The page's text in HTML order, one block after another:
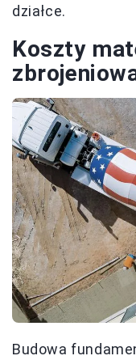
działce.
Koszty
Budowa